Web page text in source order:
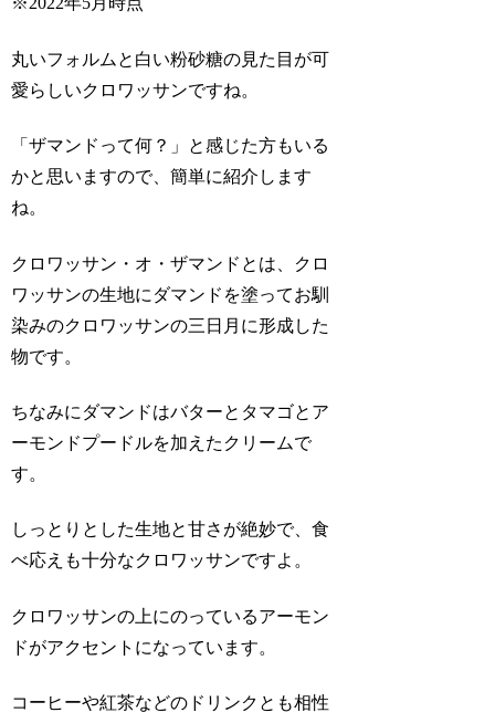
丸いフォルムと白い粉砂糖の見た目が可
愛らしいクロワッサンですね。
「ザマンドって何？」と感じた方もいる
かと思いますので、簡単に紹介します
ね。
クロワッサン・オ・ザマンド とは、クロ
ワッサンの生地にダマンドを塗ってお馴
染みのクロワッサンの三日月に形成した
物です。
ちなみにダマンドはバターとタマゴとア
ーモンドプードルを加えたクリームで
す。
しっとりとした生地と甘さが絶妙で、食
べ応えも十分なクロワッサンですよ。
クロワッサンの上にのっているアーモン
ドがアクセントになっています。
コーヒーや紅茶などのドリンクとも相性